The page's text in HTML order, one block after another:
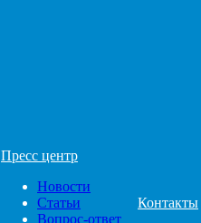
Пресс центр
Новости
Статьи
Вопрос-ответ
Контакты